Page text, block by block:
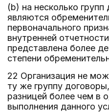
(b) на несколько
являются
первоначального
внутренней
представлена более
степени
22 Организация не
ту же группу
разницей более чем в
выполнения данного